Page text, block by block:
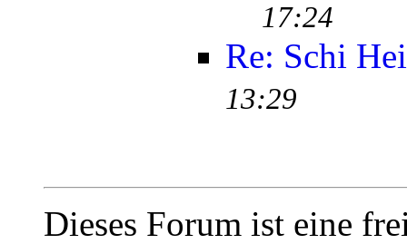
17:24
Re: Schi
13:29
Dieses Forum ist eine